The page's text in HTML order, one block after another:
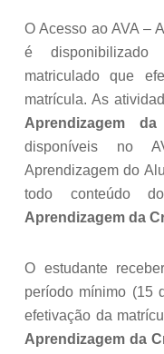
O Acesso ao AVA –
é disponibilizado
matriculado que
matrícula. As
Aprendizagem
disponíveis no
Aprendizagem do
todo conteúdo
Aprendizagem da
O estudante
período mínimo (15
efetivação da
Aprendizagem da